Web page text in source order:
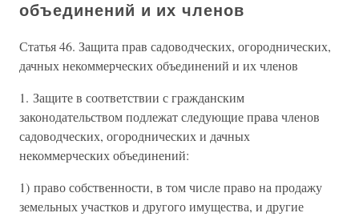
объединений и их членов
Статья 46. Защита прав садоводческих, огороднических,
дачных некоммерческих объединений и их членов
1. Защите в соответствии с гражданским
законодательством подлежат следующие права членов
садоводческих, огороднических и дачных
некоммерческих объединений:
1) право собственности, в том числе право на продажу
земельных участков и другого имущества, и другие